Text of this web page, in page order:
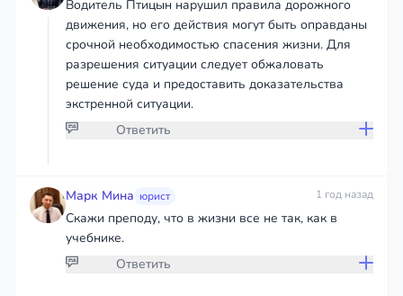
Водитель Птицын нарушил правила дорожного
движения, но его действия могут быть оправданы
срочной необходимостью спасения жизни. Для
разрешения ситуации следует обжаловать
решение суда и предоставить доказательства
экстренной ситуации.
Ответить
чтобы дать ответ или оставить комментарий
Марк Мина юрист 1 год назад
Скажи преподу, что в жизни все не так, как в
учебнике.
Ответить